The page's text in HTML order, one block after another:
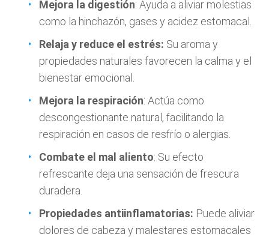
Mejora la digestión: Ayuda a aliviar molestias
como la hinchazón, gases y acidez estomacal.
Relaja y reduce el estrés: Su aroma y
propiedades naturales favorecen la calma y el
bienestar emocional.
Mejora la respiración: Actúa como
descongestionante natural, facilitando la
respiración en casos de resfrío o alergias.
Combate el mal aliento: Su efecto
refrescante deja una sensación de frescura
duradera.
Propiedades antiinflamatorias: Puede aliviar
dolores de cabeza y malestares estomacales